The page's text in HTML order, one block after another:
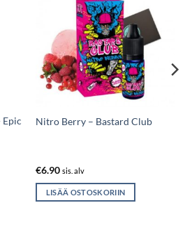
Nitro Berry – Bastard Club
€6.90 sis. alv
LISÄÄ OSTOSKORIIN